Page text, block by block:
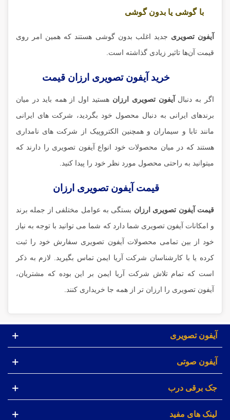
با گوشی یا بدون گوشی
آیفون تصویری جدید اغلب بدون گوشی هستند که همین امر روی
قیمت آن‌ها تاثیر زیادی گذاشته است.
خرید آیفون تصویری ارزان قیمت
اگر به دنبال آیفون تصویری ارزان هستید اول از همه باید در میان
برندهای ایرانی به دنبال محصول خود بگردید، شرکت های ایرانی
مانند تابا و سیماران و همچنین الکتروپیک از شرکت های نامداری
هستند که در میان محصولات خود انواع آیفون تصویری را دارند که
میتوانید به راحتی محصول مورد نظر خود را پیدا کنید.
قیمت آیفون تصویری ارزان
قیمت آیفون تصویری ارزان بستگی به عوامل مختلفی از جمله برند
و امکانات آیفون تصویری شما دارد که شما می توانید با توجه به نیاز
خود از بین تمامی محصولات آیفون تصویری سفارش خود را ثبت
کرده یا با کارشناسان شرکت آریا ایمن تماس بگیرید. لازم به ذکر
است که تمام تلاش شرکت آریا ایمن بر این بوده که مشتریان،
آیفون تصویری را ارزان تر از همه جا خریداری کنند.
آیفون تصویری
آیفون صوتی
جک برقی درب
لینک های مفید